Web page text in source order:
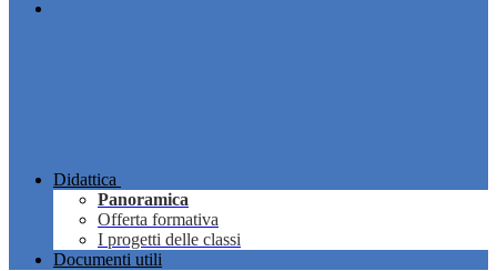
Didattica
Panoramica
Offerta formativa
I progetti delle classi
Documenti utili